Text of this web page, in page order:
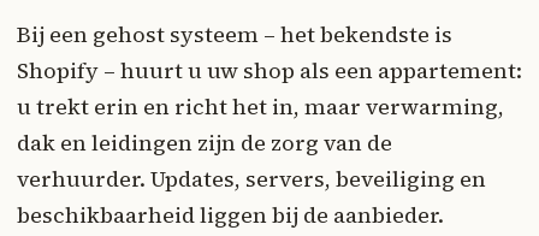
Bij een gehost systeem – het bekendste is
Shopify – huurt u uw shop als een appartement:
u trekt erin en richt het in, maar verwarming,
dak en leidingen zijn de zorg van de
verhuurder. Updates, servers, beveiliging en
beschikbaarheid liggen bij de aanbieder.